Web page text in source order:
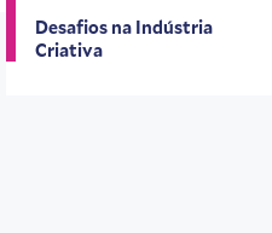
Desafios na Indústria
Criativa